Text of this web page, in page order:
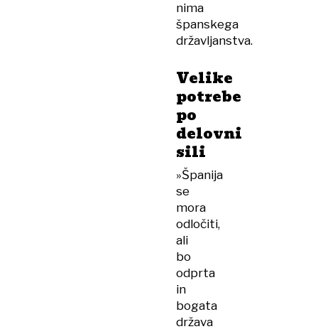
nima
španskega
državljanstva.
Velike
potrebe
po
delovni
sili
»Španija
se
mora
odločiti,
ali
bo
odprta
in
bogata
država